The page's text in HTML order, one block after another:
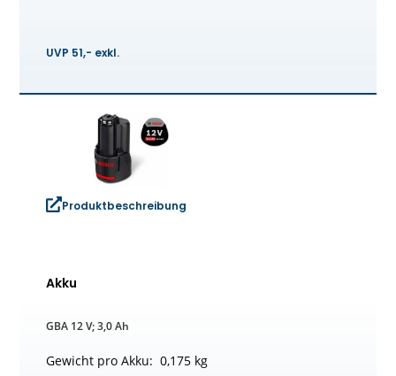
UVP 51,- exkl.
Produktbeschreibung
Akku
GBA 12 V; 3,0 Ah
Gewicht pro Akku: 0,175 kg